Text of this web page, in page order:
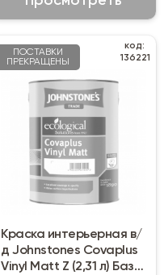
ПОСТАВКИ
ПРЕКРАЩЕНЫ
код:
136221
Краска интерьерная в/
д Johnstones Covaplus
Vinyl Matt Z (2,31 л) База